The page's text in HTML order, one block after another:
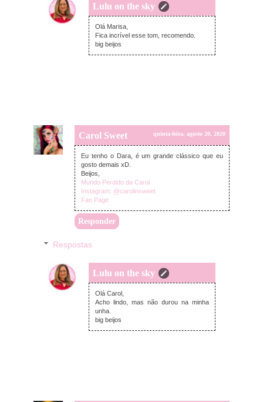
Lulu on the sky
quinta-feira, agosto 20, 2020
Olá Marisa,
Fica incrível esse tom, recomendo.
big beijos
Carol Sweet quinta-feira, agosto 20, 2020
Eu tenho o Dara, é um grande clássico que eu
gosto demais xD.
Beijos,
Mundo Perdido da Carol
Instagram: @carolinsweet
Fan Page
Responder
Respostas
Lulu on the sky
quinta-feira, agosto 20, 2020
Olá Carol,
Acho lindo, mas não durou na minha
unha.
big beijos